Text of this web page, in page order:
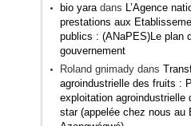
bio yaradans L’Agence
prestations aux
publics : (ANaPES)Le plan
gouvernement
Roland gnimadydans
agroindustrielle des fruits :
exploitation agroindustrielle
star (appelée chez nous au